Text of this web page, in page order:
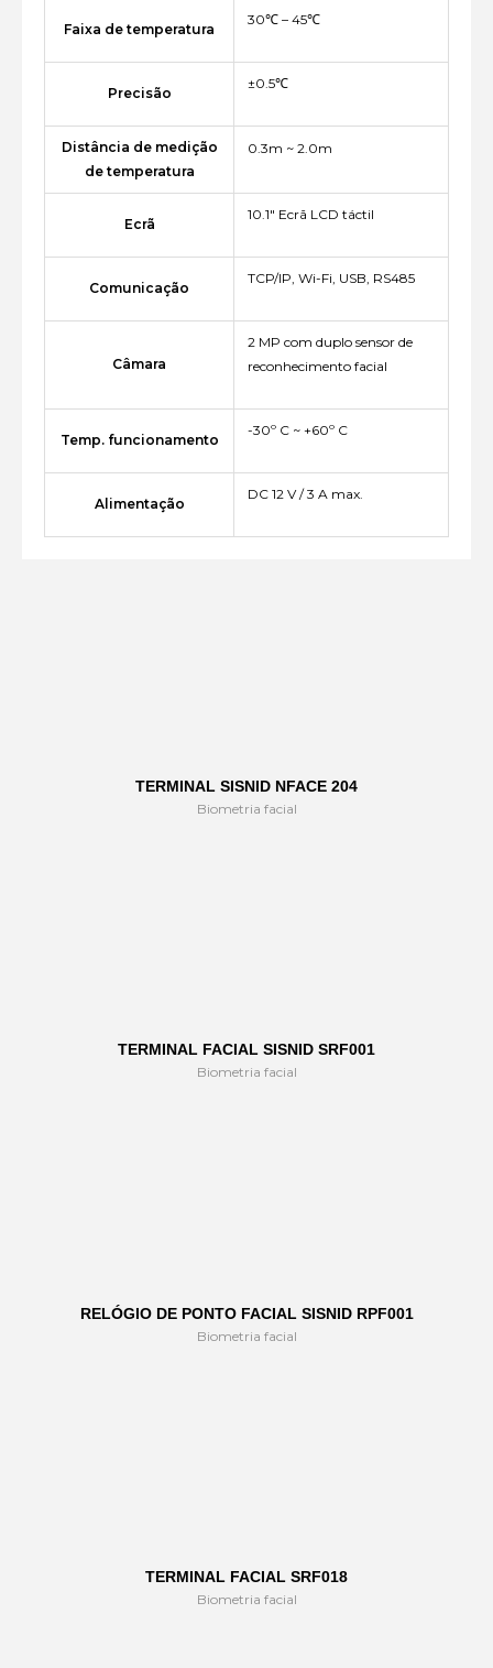
Faixa de temperatura
30℃ – 45℃
Precisão
±0.5℃
Distância de medição
de temperatura
0.3m ~ 2.0m
Ecrã
10.1" Ecrã LCD táctil
Comunicação
TCP/IP, Wi-Fi, USB, RS485
Câmara
2 MP com duplo sensor de
reconhecimento facial
Temp. funcionamento
-30º C ~ +60º C
Alimentação
DC 12 V / 3 A max.
TERMINAL SISNID NFACE 204
Biometria facial
TERMINAL FACIAL SISNID SRF001
Biometria facial
RELÓGIO DE PONTO FACIAL SISNID RPF001
Biometria facial
TERMINAL FACIAL SRF018
Biometria facial